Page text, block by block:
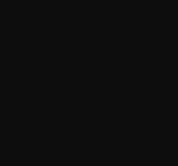
Télévisions ' sur
France Télévisions ' sur X
sur France Télévisions '